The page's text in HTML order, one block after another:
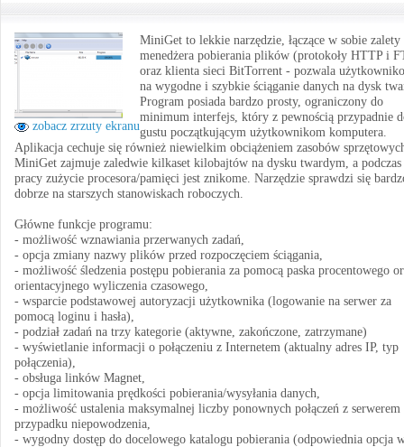
zobacz zrzuty ekranu
MiniGet to lekkie narzędzie, łączące w sobie zalety
menedżera pobierania plików (protokoły HTTP i
oraz klienta sieci BitTorrent - pozwala
na wygodne i szybkie ściąganie danych na dysk
Program posiada bardzo prosty, ograniczony do
minimum interfejs, który z pewnością przypadnie
gustu początkującym użytkownikom komputera.
Aplikacja cechuje się również niewielkim obciążeniem zasobów
MiniGet zajmuje zaledwie kilkaset kilobajtów na dysku twardym, a podczas
pracy zużycie procesora/pamięci jest znikome. Narzędzie sprawdzi się
dobrze na starszych stanowiskach roboczych.
Główne funkcje programu:
- możliwość wznawiania przerwanych zadań,
- opcja zmiany nazwy plików przed rozpoczęciem ściągania,
- możliwość śledzenia postępu pobierania za pomocą paska procentowego
orientacyjnego wyliczenia czasowego,
- wsparcie podstawowej autoryzacji użytkownika (logowanie na serwer za
pomocą loginu i hasła),
- podział zadań na trzy kategorie (aktywne, zakończone, zatrzymane)
- wyświetlanie informacji o połączeniu z Internetem (aktualny adres IP, typ
połączenia),
- obsługa linków Magnet,
- opcja limitowania prędkości pobierania/wysyłania danych,
- możliwość ustalenia maksymalnej liczby ponownych połączeń z serwerem
przypadku niepowodzenia,
- wygodny dostęp do docelowego katalogu pobierania (odpowiednia opcja